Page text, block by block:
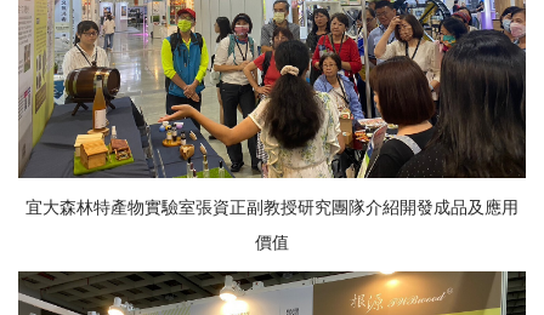
宜大森林特產物實驗室張資正副教授研究團隊介紹開發成品及應用
價值